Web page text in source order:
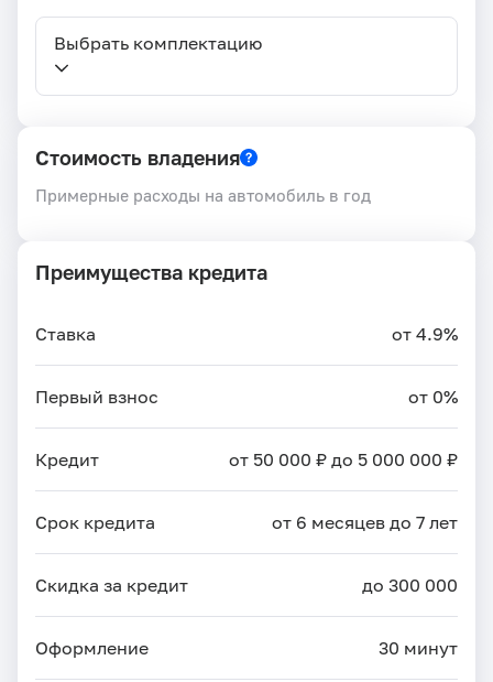
Выбрать комплектацию
Стоимость владения
Примерные расходы на автомобиль в год
Преимущества кредита
Ставка от 4.9%
Первый взнос от 0%
Кредит от 50 000 ₽ до 5 000 000 ₽
Срок кредита от 6 месяцев до 7 лет
Скидка за кредит до 300 000
Оформление 30 минут